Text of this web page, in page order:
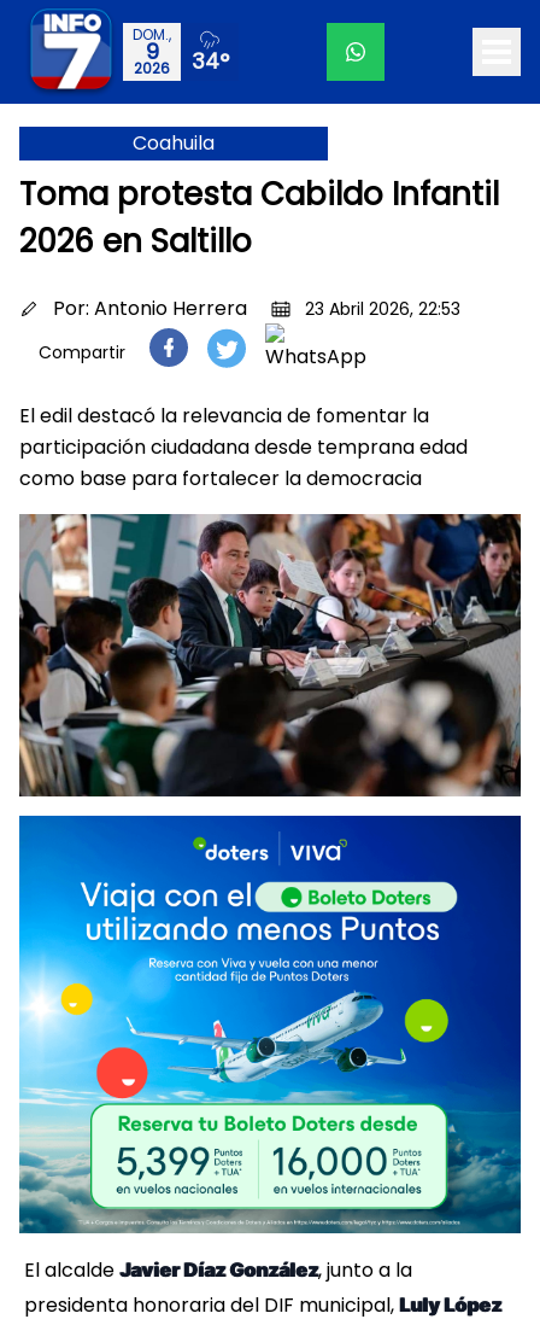
DOM.,
9
2026 34°
Coahuila
Toma protesta Cabildo Infantil
2026 en Saltillo
Por: Antonio Herrera
23 Abril 2026, 22:53
Compartir
El edil destacó la relevancia de fomentar la
participación ciudadana desde temprana edad
como base para fortalecer la democracia
El alcalde Javier Díaz González, junto a la
presidenta honoraria del DIF municipal, Luly López